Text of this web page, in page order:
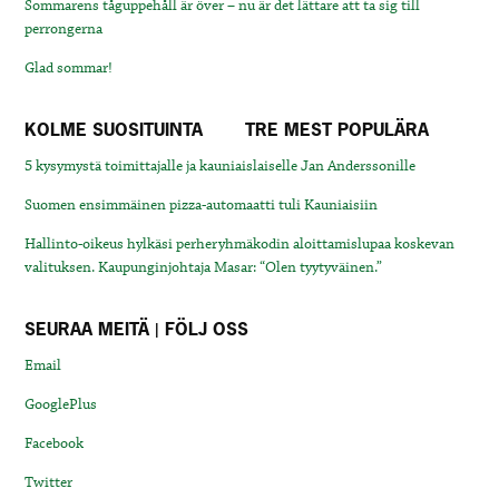
Sommarens tåguppehåll är över – nu är det lättare att ta sig till
perrongerna
Glad sommar!
KOLME SUOSITUINTA TRE MEST POPULÄRA
5 kysymystä toimittajalle ja kauniaislaiselle Jan Anderssonille
Suomen ensimmäinen pizza-automaatti tuli Kauniaisiin
Hallinto-oikeus hylkäsi perheryhmäkodin aloittamislupaa koskevan
valituksen. Kaupunginjohtaja Masar: “Olen tyytyväinen.”
SEURAA MEITÄ | FÖLJ OSS
Email
GooglePlus
Facebook
Twitter